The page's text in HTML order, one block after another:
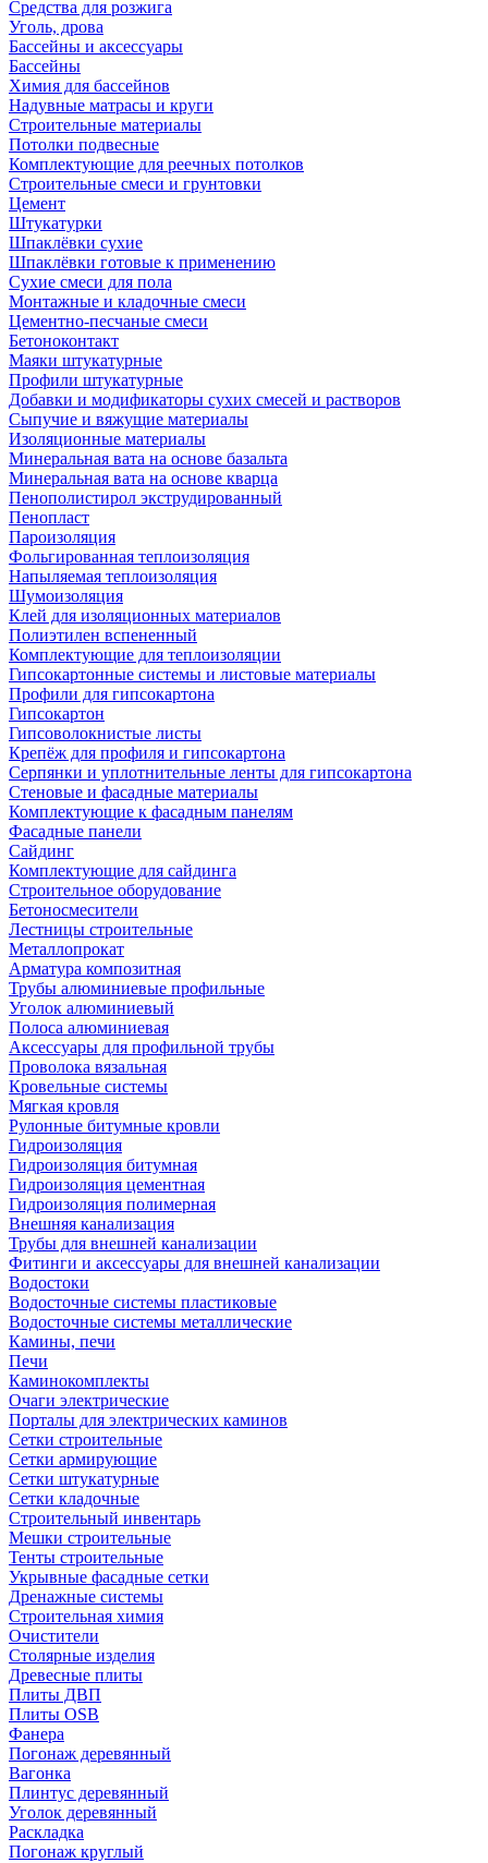
Средства для розжига
Уголь, дрова
Бассейны и аксессуары
Бассейны
Химия для бассейнов
Надувные матрасы и круги
Строительные материалы
Потолки подвесные
Комплектующие для реечных потолков
Строительные смеси и грунтовки
Цемент
Штукатурки
Шпаклёвки сухие
Шпаклёвки готовые к применению
Сухие смеси для пола
Монтажные и кладочные смеси
Цементно-песчаные смеси
Бетоноконтакт
Маяки штукатурные
Профили штукатурные
Добавки и модификаторы сухих смесей и растворов
Сыпучие и вяжущие материалы
Изоляционные материалы
Минеральная вата на основе базальта
Минеральная вата на основе кварца
Пенополистирол экструдированный
Пенопласт
Пароизоляция
Фольгированная теплоизоляция
Напыляемая теплоизоляция
Шумоизоляция
Клей для изоляционных материалов
Полиэтилен вспененный
Комплектующие для теплоизоляции
Гипсокартонные системы и листовые материалы
Профили для гипсокартона
Гипсокартон
Гипсоволокнистые листы
Крепёж для профиля и гипсокартона
Серпянки и уплотнительные ленты для гипсокартона
Стеновые и фасадные материалы
Комплектующие к фасадным панелям
Фасадные панели
Сайдинг
Комплектующие для сайдинга
Строительное оборудование
Бетоносмесители
Лестницы строительные
Металлопрокат
Арматура композитная
Трубы алюминиевые профильные
Уголок алюминиевый
Полоса алюминиевая
Аксессуары для профильной трубы
Проволока вязальная
Кровельные системы
Мягкая кровля
Рулонные битумные кровли
Гидроизоляция
Гидроизоляция битумная
Гидроизоляция цементная
Гидроизоляция полимерная
Внешняя канализация
Трубы для внешней канализации
Фитинги и аксессуары для внешней канализации
Водостоки
Водосточные системы пластиковые
Водосточные системы металлические
Камины, печи
Печи
Каминокомплекты
Очаги электрические
Порталы для электрических каминов
Сетки строительные
Сетки армирующие
Сетки штукатурные
Сетки кладочные
Строительный инвентарь
Мешки строительные
Тенты строительные
Укрывные фасадные сетки
Дренажные системы
Строительная химия
Очистители
Столярные изделия
Древесные плиты
Плиты ДВП
Плиты OSB
Фанера
Погонаж деревянный
Вагонка
Плинтус деревянный
Уголок деревянный
Раскладка
Погонаж круглый